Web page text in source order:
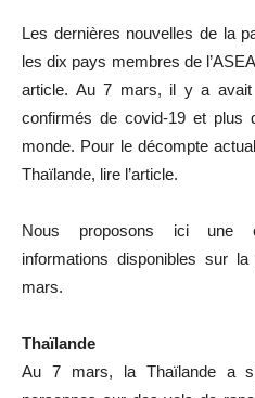
Les dernières nouvelles de la
les dix pays membres de
article. Au 7 mars, il y a
confirmés de covid-19 et plus
monde. Pour le décompte
Thaïlande, lire l’article.
Nous proposons ici une
informations disponibles sur
mars.
Thaïlande
Au 7 mars, la Thaïlande a